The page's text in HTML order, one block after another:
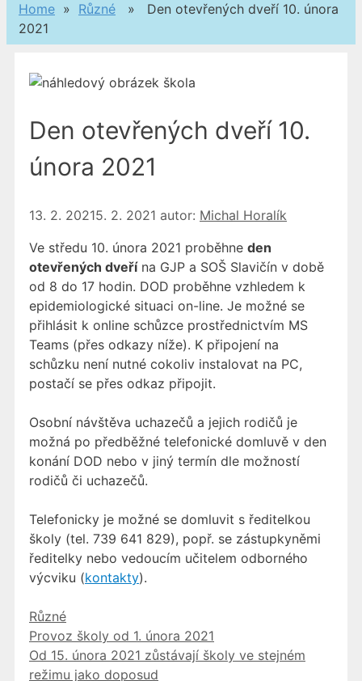
Home » Různé » Den otevřených dveří 10. února
2021
Den otevřených dveří 10.
února 2021
13. 2. 20215. 2. 2021 autor: Michal Horalík
Ve středu 10. února 2021 proběhne den
otevřených dveřína GJP a SOŠ Slavičín v době
od 8 do 17 hodin. DOD proběhne vzhledem k
epidemiologické situaci on-line. Je možné se
přihlásit k online schůzce prostřednictvím MS
Teams (přes odkazy níže). K připojení na
schůzku není nutné cokoliv instalovat na PC,
postačí se přes odkaz připojit.
Osobní návštěva uchazečů a jejich rodičů je
možná po předběžné telefonické domluvě v den
konání DOD nebo v jiný termín dle možností
rodičů či uchazečů.
Telefonicky je možné se domluvit s ředitelkou
školy (tel. 739 641 829), popř. se zástupkyněmi
ředitelky nebo vedoucím učitelem odborného
výcviku (kontakty).
Rubriky
Různé
Provoz školy od 1. února 2021
Od 15. února 2021 zůstávají školy ve stejném
režimu jako doposud